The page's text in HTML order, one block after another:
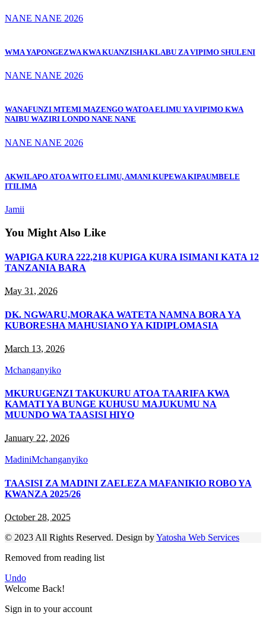
NANE NANE 2026
WMA YAPONGEZWA KWA KUANZISHA KLABU ZA VIPIMO SHULENI
NANE NANE 2026
WANAFUNZI MTEMI MAZENGO WATOA ELIMU YA VIPIMO KWA
NAIBU WAZIRI LONDO NANE NANE
NANE NANE 2026
AKWILAPO ATOA WITO ELIMU, AMANI KUPEWA KIPAUMBELE
ITILIMA
Jamii
You Might Also Like
WAPIGA KURA 222,218 KUPIGA KURA ISIMANI KATA 12
TANZANIA BARA
May 31, 2026
DK. NGWARU,MORAKA WATETA NAMNA BORA YA
KUBORESHA MAHUSIANO YA KIDIPLOMASIA
March 13, 2026
Mchanganyiko
MKURUGENZI TAKUKURU ATOA TAARIFA KWA
KAMATI YA BUNGE KUHUSU MAJUKUMU NA
MUUNDO WA TAASISI HIYO
January 22, 2026
MadiniMchanganyiko
TAASISI ZA MADINI ZAELEZA MAFANIKIO ROBO YA
KWANZA 2025/26
October 28, 2025
© 2023 All Rights Reserved. Design byYatosha Web Services
Removed from reading list
Undo
Welcome Back!
Sign in to your account